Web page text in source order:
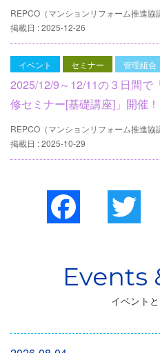
REPCO（マンションリフォーム推進協
掲載日 : 2025-12-26
イベント セミナー 管理組合
2025/12/9～12/11の３日間で
修セミナー[基礎講座]」開催！
REPCO（マンションリフォーム推進協
掲載日 : 2025-10-29
Facebook
イベント